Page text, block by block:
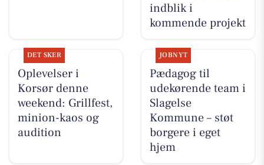
indblik i
kommende projekt
DET SKER
Oplevelser i
Korsør denne
weekend: Grillfest,
minion-kaos og
audition
JOBNYT
Pædagog til
udekørende team i
Slagelse
Kommune – støt
borgere i eget
hjem